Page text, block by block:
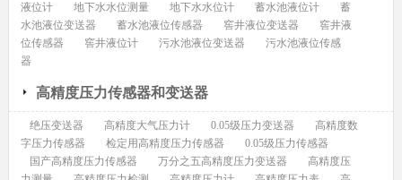
液位计
地下水水位测量 地下水水位计 蓄水池液位计
蓄
水池液位变送器
蓄水池液位传感器 窖井液位变送器
窖井液
位传感器
窖井液位计 污水池液位变送器
污水池液位传感
器
高精度压力传感器和变送器
绝压变送器 高精度大气压力计 0.05级压力变送器
高精度数
字压力传感器
检定用高精度压力传感器
0.05级压力传感器
国产高精度压力传感器
万分之五高精度压力变送器
高精度压